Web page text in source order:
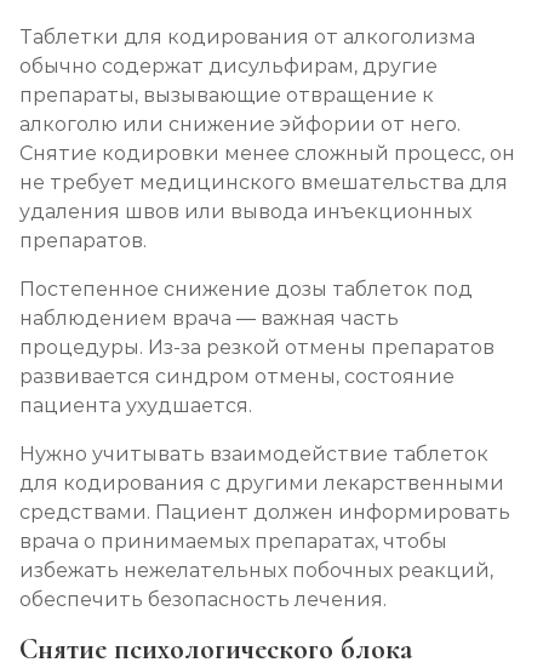
Таблетки для кодирования от алкоголизма
обычно содержат дисульфирам, другие
препараты, вызывающие отвращение к
алкоголю или снижение эйфории от него.
Снятие кодировки менее сложный процесс, он
не требует медицинского вмешательства для
удаления швов или вывода инъекционных
препаратов.
Постепенное снижение дозы таблеток под
наблюдением врача — важная часть
процедуры. Из-за резкой отмены препаратов
развивается синдром отмены, состояние
пациента ухудшается.
Нужно учитывать взаимодействие таблеток
для кодирования с другими лекарственными
средствами. Пациент должен информировать
врача о принимаемых препаратах, чтобы
избежать нежелательных побочных реакций,
обеспечить безопасность лечения.
Снятие психологического блока